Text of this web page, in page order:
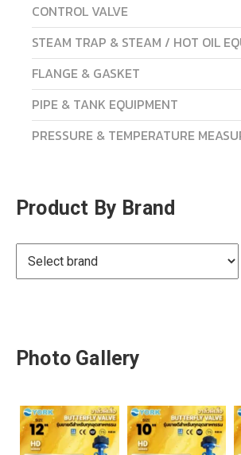
CONTROL VALVE
STEAM TRAP & STEAM / HOT OIL
FLANGE & GASKET
PIPE & TANK EQUIPMENT
PRESSURE & TEMPERATURE
Product By Brand
Photo Gallery